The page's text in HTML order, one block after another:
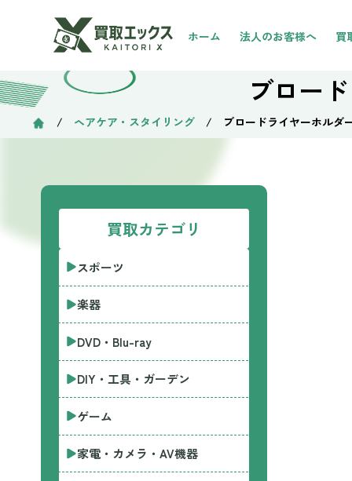
ホーム 法人のお客様へ 買
ブロー
/ ヘアケア・スタイリング / ブロードライヤーホルダ
買取カテゴリ
スポーツ
楽器
DVD・Blu-ray
DIY・工具・ガーデン
ゲーム
家電・カメラ・AV機器